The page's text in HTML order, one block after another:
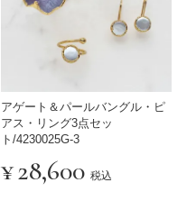
アゲート＆パールバングル・ピ
アス・リング3点セッ
ト/4230025G-3
¥28,600 税込